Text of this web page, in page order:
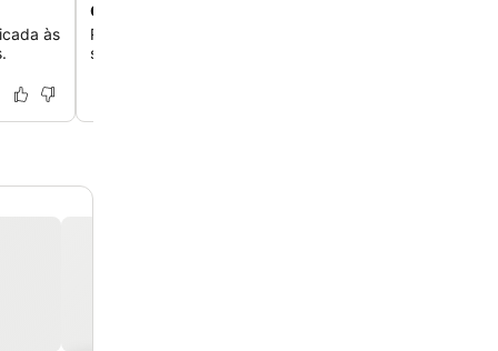
às
Centro de bem-estar e academia
Relaxe no spa do local, que oferece vários
sua rotina na academia bem equipada.